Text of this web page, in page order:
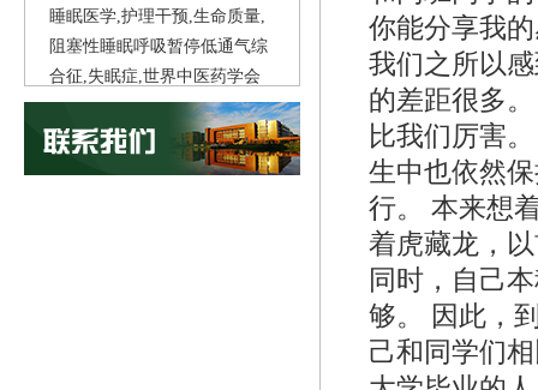
睡眠医学,护理干预,生命质量,
阻塞性睡眠呼吸暂停低通气综
合征,失眠症,世界中医药学会
联合会,
你能分享我
我们之所以
的差距很多
比我们厉害
生中也依然
行。 本来想
着虎藏龙，
同时，自己
够。 因此，
己和同学们